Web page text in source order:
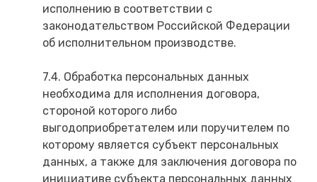
исполнению в соответствии с
законодательством Российской Федерации
об исполнительном производстве.
7.4. Обработка персональных данных
необходима для исполнения договора,
стороной которого либо
выгодоприобретателем или поручителем по
которому является субъект персональных
данных, а также для заключения договора по
инициативе субъекта персональных данных